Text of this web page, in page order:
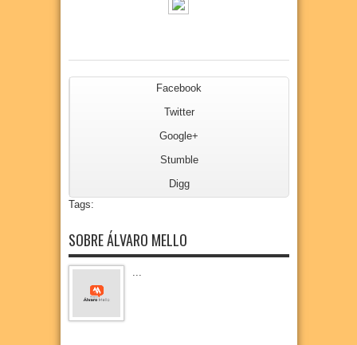
Facebook
Twitter
Google+
Stumble
Digg
Tags:
SOBRE ÁLVARO MELLO
...